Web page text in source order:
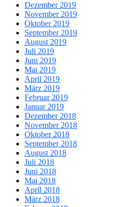
Dezember 2019
November 2019
Oktober 2019
September 2019
August 2019
Juli 2019
Juni 2019
Mai 2019
April 2019
März 2019
Februar 2019
Januar 2019
Dezember 2018
November 2018
Oktober 2018
September 2018
August 2018
Juli 2018
Juni 2018
Mai 2018
April 2018
März 2018